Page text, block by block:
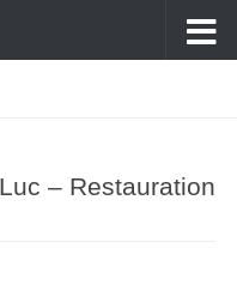
– Restauration